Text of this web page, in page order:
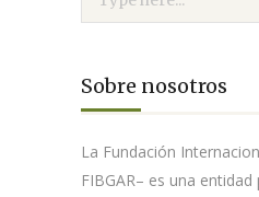
Sobre nosotros
La Fundación
FIBGAR– es una